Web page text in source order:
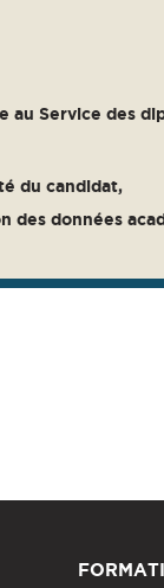
Service des
du candidat,
des données